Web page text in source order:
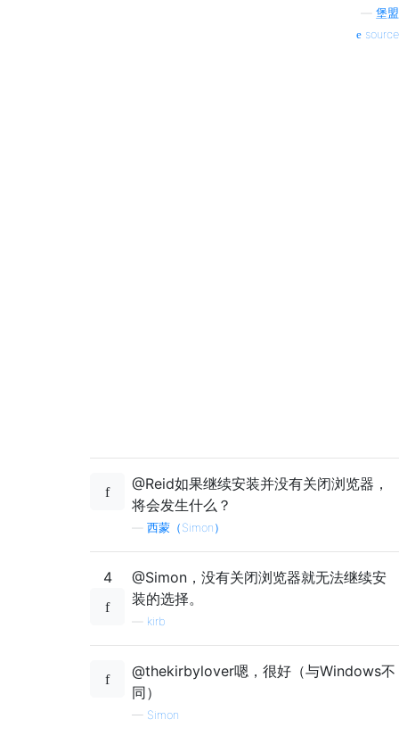
堡盟
source
@Reid如果继续安装并没有关闭浏览器，
将会发生什么？
西蒙（Simon）
4
@Simon，没有关闭浏览器就无法继续安
装的选择。
kirb
@thekirbylover嗯，很好（与Windows不
同）
— Simon